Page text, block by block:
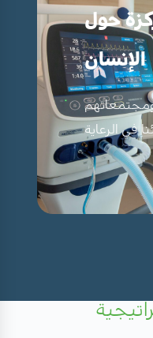
حول
الإنسان
ومجتمعاتهم
في الرعاية